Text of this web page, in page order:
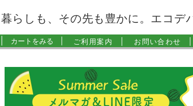
暮らしも、その先も豊かに。エコデ
カートをみる | ご利用案内 | お問い合わせ |